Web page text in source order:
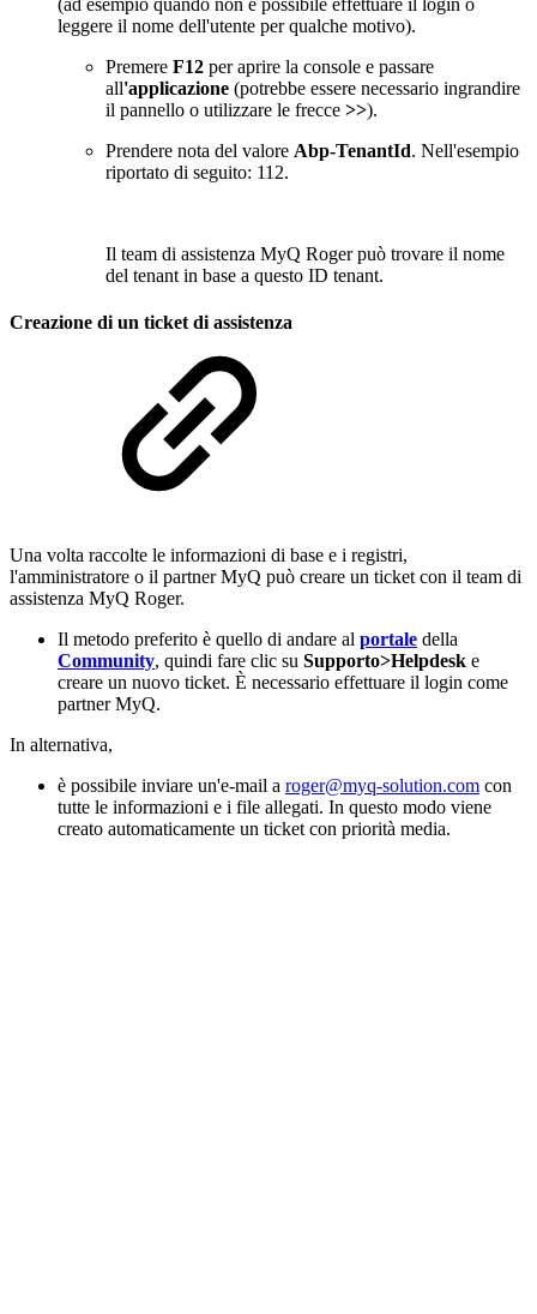
(ad esempio quando non è possibile effettuare il login o
leggere il nome dell'utente per qualche motivo).
Premere F12 per aprire la console e passare
all'applicazione (potrebbe essere necessario ingrandire
il pannello o utilizzare le frecce >>).
Prendere nota del valore Abp-TenantId. Nell'esempio
riportato di seguito: 112.
Il team di assistenza MyQ Roger può trovare il nome
del tenant in base a questo ID tenant.
Creazione di un ticket di assistenza
Una volta raccolte le informazioni di base e i registri,
l'amministratore o il partner MyQ può creare un ticket con il team di
assistenza MyQ Roger.
Il metodo preferito è quello di andare al portale della
Community, quindi fare clic su Supporto>Helpdesk e
creare un nuovo ticket. È necessario effettuare il login come
partner MyQ.
In alternativa,
è possibile inviare un'e-mail a roger@myq-solution.com con
tutte le informazioni e i file allegati. In questo modo viene
creato automaticamente un ticket con priorità media.